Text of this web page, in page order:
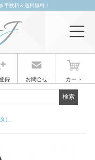
手数料＆送料無料！
録 お問合せ カート
）